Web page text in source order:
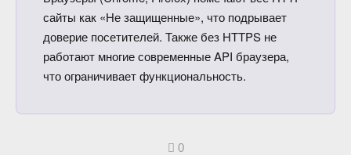
сайты как «Не защищенные», что подрывает
доверие посетителей. Также без HTTPS не
работают многие современные API браузера,
что ограничивает функциональность.
0